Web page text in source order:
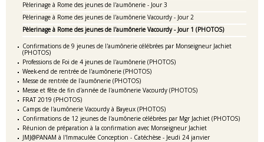
Pèlerinage à Rome des jeunes de l'aumônerie - Jour 3
Pèlerinage à Rome des jeunes de l'aumônerie Vacourdy - Jour 2
Pèlerinage à Rome des jeunes de l'aumônerie Vacourdy - Jour 1 (PHOTOS)
Confirmations de 9 jeunes de l'aumônerie célébrées par Monseigneur Jachiet
(PHOTOS)
Professions de Foi de 4 jeunes de l'aumônerie (PHOTOS)
Week-end de rentrée de l'aumônerie (PHOTOS)
Messe de rentrée de l'aumônerie (PHOTOS)
Messe et fête de fin d'année de l'aumônerie Vacourdy (PHOTOS)
FRAT 2019 (PHOTOS)
Camps de l'aumônerie Vacourdy à Bayeux (PHOTOS)
Confirmations de 12 jeunes de l'aumônerie célébrées par Mgr Jachiet (PHOTOS)
Réunion de préparation à la confirmation avec Monseigneur Jachiet
JMJ@PANAM à l'Immaculée Conception - Catéchèse - Jeudi 24 janvier